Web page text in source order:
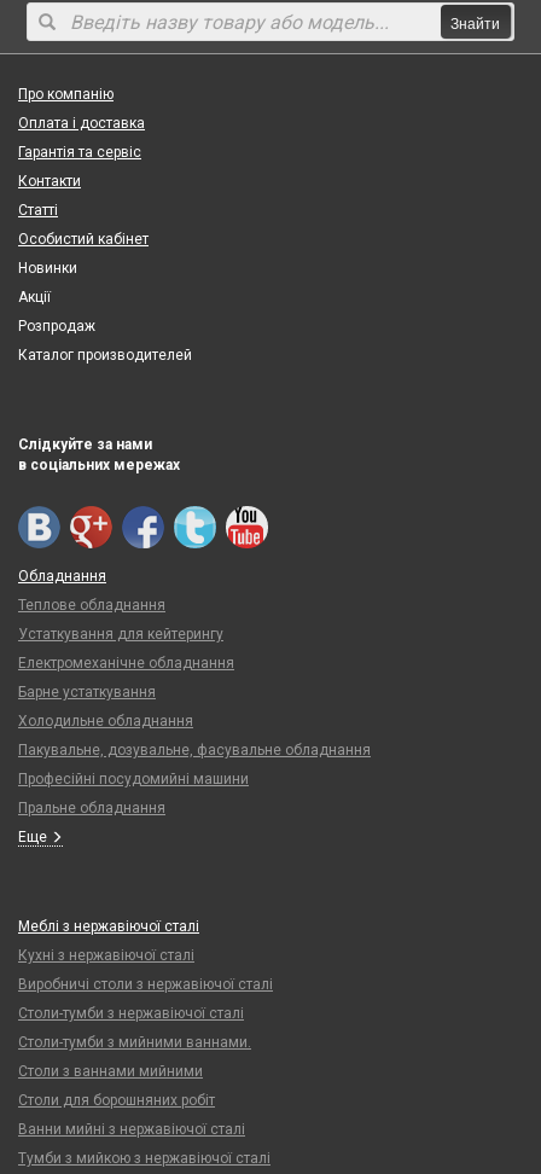
Знайти
Про компанію
Оплата і доставка
Гарантія та сервіс
Контакти
Статті
Особистий кабінет
Новинки
Акції
Розпродаж
Каталог производителей
Слідкуйте за нами
в соціальних мережах
Обладнання
Теплове обладнання
Устаткування для кейтерингу
Електромеханічне обладнання
Барне устаткування
Холодильне обладнання
Пакувальне, дозувальне, фасувальне обладнання
Професійні посудомийні машини
Пральне обладнання
Еще
Меблі з нержавіючої сталі
Кухні з нержавіючої сталі
Виробничі столи з нержавіючої сталі
Столи-тумби з нержавіючої сталі
Столи-тумби з мийними ваннами.
Столи з ваннами мийними
Столи для борошняних робіт
Ванни мийні з нержавіючої сталі
Тумби з мийкою з нержавіючої сталі